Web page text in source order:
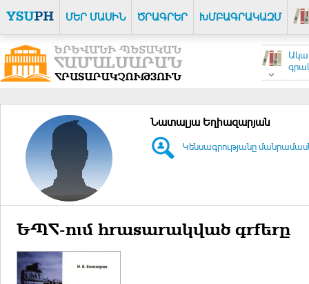
ՄԵՐ ՄԱՍԻՆ ԾՐԱԳՐԵՐ ԽՄԲԱԳՐԱԿԱԶՄ
Նատալյա Եղիազարյան
Կենսագրությանը
ԵՊՀ-ում հրատարակված գրքերը